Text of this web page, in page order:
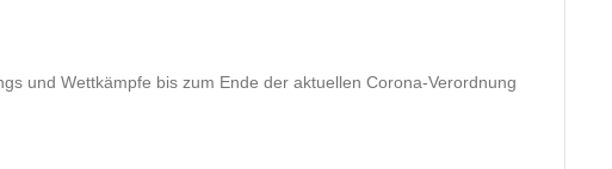
und Wettkämpfe bis zum Ende der aktuellen Corona-Verordnung